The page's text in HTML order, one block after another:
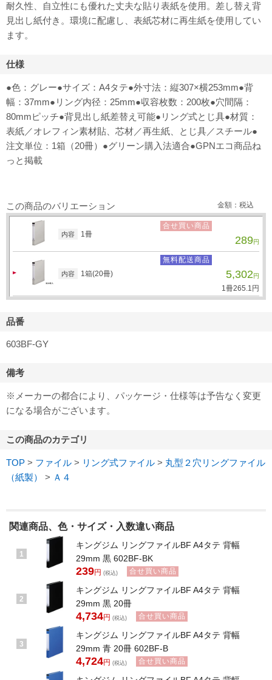
耐久性、自立性にも優れた丈夫な貼り表紙を使用。差し替え背
見出し紙付き。環境に配慮し、表紙芯材に再生紙を使用してい
ます。
仕様
●色：グレー●サイズ：A4タテ●外寸法：縦307×横253mm●背
幅：37mm●リング内径：25mm●収容枚数：200枚●穴間隔：
80mmピッチ●背見出し紙差替え可能●リング式とじ具●材質：
表紙／オレフィン素材貼、芯材／再生紙、とじ具／スチール●
注文単位：1箱（20冊）●グリーン購入法適合●GPNエコ商品ね
っと掲載
この商品のバリエーション 金額：税込
内容 1冊
合せ買い商品
289円
内容 1箱(20冊)
無料配送商品
5,302円
1冊265.1 円
品番
603BF-GY
備考
※メーカーの都合により、パッケージ・仕様等は予告なく変更
になる場合がございます。
この商品のカテゴリ
TOP > ファイル > リング式ファイル > 丸型２穴リングファイル
（紙製）
> Ａ４
関連商品、色・サイズ・入数違い商品
1
キングジム リングファイルBF A4タテ 背幅
29mm 黒 602BF-BK
239円 (税込) 合せ買い商品
2
キングジム リングファイルBF A4タテ 背幅
29mm 黒 20冊
4,734円 (税込) 合せ買い商品
3
キングジム リングファイルBF A4タテ 背幅
29mm 青 20冊 602BF-B
4,724円 (税込) 合せ買い商品